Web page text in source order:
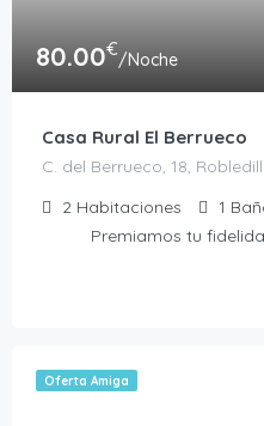
80.00€/Noche
Casa Rural El Berrueco
2 Habitaciones 1
Premiamos tu fidelidad 10% de descuento
Oferta Amiga